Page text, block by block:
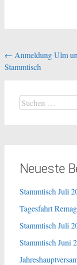
← Anmeldung Ulm
Stammtisch
Neueste
Stammtisch Juli
Tagesfahrt
Stammtisch Juli
Stammtisch Juni